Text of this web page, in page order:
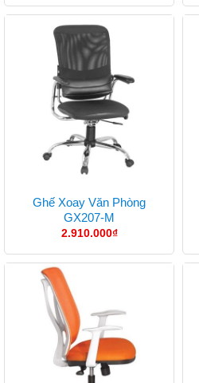
Ghế Xoay Văn Phòng
GX207-M
2.910.000₫